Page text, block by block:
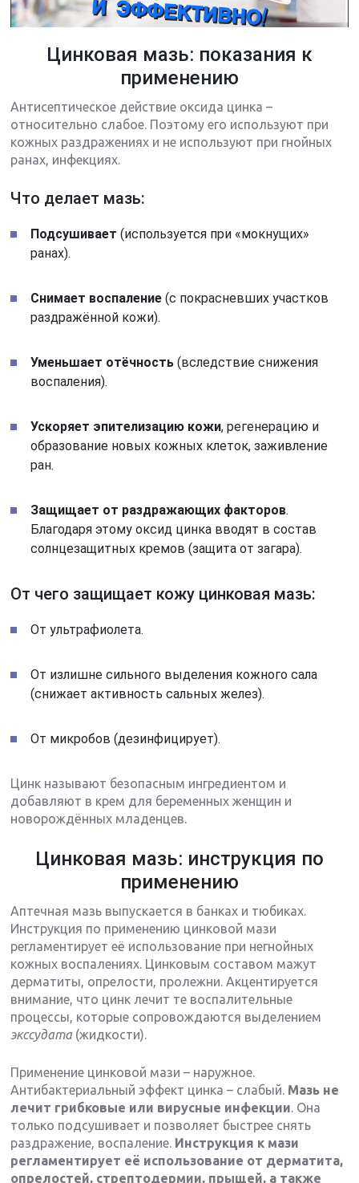
Цинковая мазь: показания к
применению
Антисептическое действие оксида цинка –
относительно слабое. Поэтому его используют при
кожных раздражениях и не используют при гнойных
ранах, инфекциях.
Что делает мазь:
Подсушивает (используется при «мокнущих»
ранах).
Снимает воспаление (с покрасневших участков
раздражённой кожи).
Уменьшает отёчность (вследствие снижения
воспаления).
Ускоряет эпителизацию кожи, регенерацию и
образование новых кожных клеток, заживление
ран.
Защищает от раздражающих факторов.
Благодаря этому оксид цинка вводят в состав
солнцезащитных кремов (защита от загара).
От чего защищает кожу цинковая мазь:
От ультрафиолета.
От излишне сильного выделения кожного сала
(снижает активность сальных желез).
От микробов (дезинфицирует).
Цинк называют безопасным ингредиентом и
добавляют в крем для беременных женщин и
новорождённых младенцев.
Цинковая мазь: инструкция по
применению
Аптечная мазь выпускается в банках и тюбиках.
Инструкция по применению цинковой мази
регламентирует её использование при негнойных
кожных воспалениях. Цинковым составом мажут
дерматиты, опрелости, пролежни. Акцентируется
внимание, что цинк лечит те воспалительные
процессы, которые сопровождаются выделением
экссудата(жидкости).
Применение цинковой мази – наружное.
Антибактериальный эффект цинка – слабый. Мазь не
лечит грибковые или вирусные инфекции. Она
только подсушивает и позволяет быстрее снять
раздражение, воспаление. Инструкция к мази
регламентирует её использование от дерматита,
опрелостей, стрептодермии, прыщей, а также